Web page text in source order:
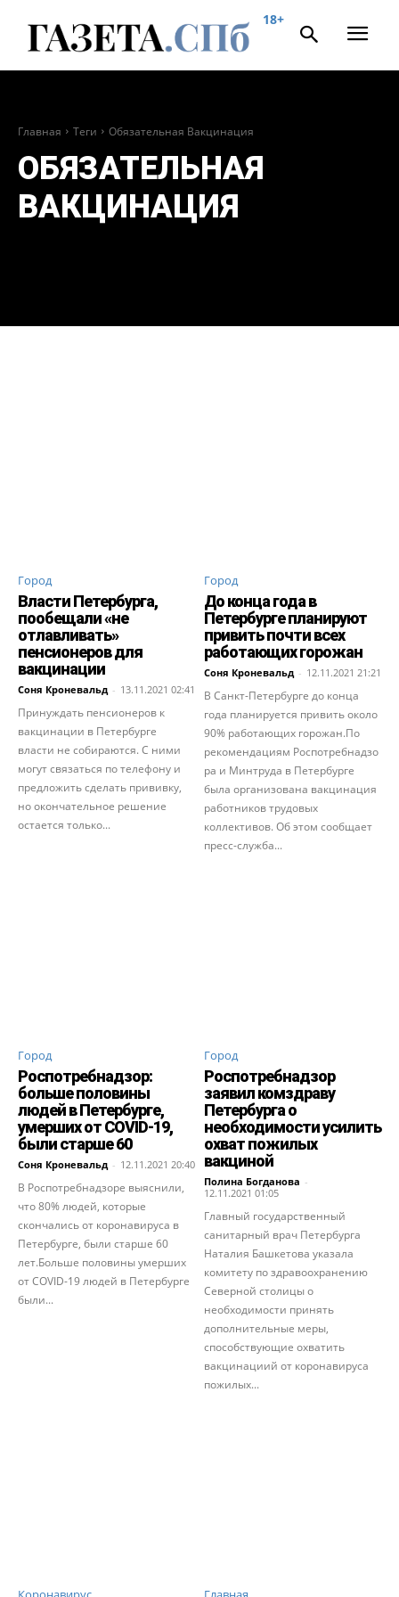
18+
Главная Теги Обязательная Вакцинация
ОБЯЗАТЕЛЬНАЯ
ВАКЦИНАЦИЯ
Город
Власти Петербурга,
пообещали «не
отлавливать»
пенсионеров для
вакцинации
Соня Кроневальд - 13.11.2021 02:41
Принуждать пенсионеров к
вакцинации в Петербурге
власти не собираются. С ними
могут связаться по телефону и
предложить сделать прививку,
но окончательное решение
остается только...
Город
До конца года в
Петербурге планируют
привить почти всех
работающих горожан
Соня Кроневальд - 12.11.2021 21:21
В Санкт-Петербурге до конца
года планируется привить около
90% работающих горожан.По
рекомендациям Роспотребнадзо
ра и Минтруда в Петербурге
была организована вакцинация
работников трудовых
коллективов. Об этом сообщает
пресс-служба...
Город
Роспотребнадзор:
больше половины
людей в Петербурге,
умерших от COVID-19,
были старше 60
Соня Кроневальд - 12.11.2021 20:40
В Роспотребнадзоре выяснили,
что 80% людей, которые
скончались от коронавируса в
Петербурге, были старше 60
лет.Больше половины умерших
от COVID-19 людей в Петербурге
были...
Город
Роспотребнадзор
заявил комздраву
Петербурга о
необходимости усилить
охват пожилых
вакциной
Полина Богданова -
12.11.2021 01:05
Главный государственный
санитарный врач Петербурга
Наталия Башкетова указала
комитету по здравоохранению
Северной столицы о
необходимости принять
дополнительные меры,
способствующие охватить
вакцинациий от коронавируса
пожилых...